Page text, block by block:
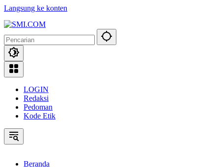
Langsung ke konten
LOGIN
Redaksi
Pedoman
Kode Etik
Beranda